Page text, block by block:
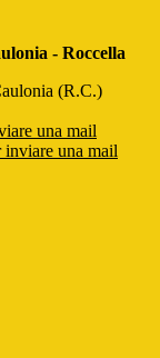
- Roccella
(R.C.)
una mail
una mail